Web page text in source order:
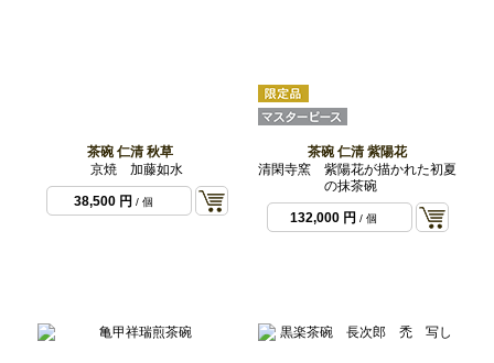
茶碗 仁清 秋草
京焼 加藤如水
38,500 円 / 個
茶碗 仁清 紫陽花
清閑寺窯 紫陽花が描かれた初夏
の抹茶碗
132,000 円 / 個